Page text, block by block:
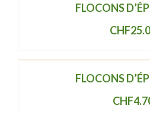
FLOCONS
CHF
FLOCONS
CHF